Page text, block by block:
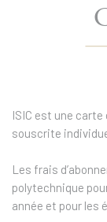
ISIC est une
souscrite
Les frais
polytechnique
année et pour les